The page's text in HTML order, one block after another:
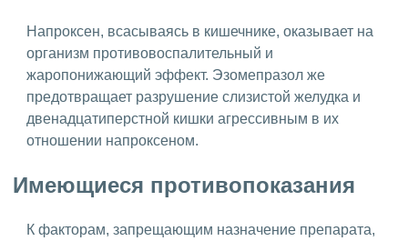
Напроксен, всасываясь в кишечнике, оказывает на
организм противовоспалительный и
жаропонижающий эффект. Эзомепразол же
предотвращает разрушение слизистой желудка и
двенадцатиперстной кишки агрессивным в их
отношении напроксеном.
Имеющиеся противопоказания
К факторам, запрещающим назначение препарата,